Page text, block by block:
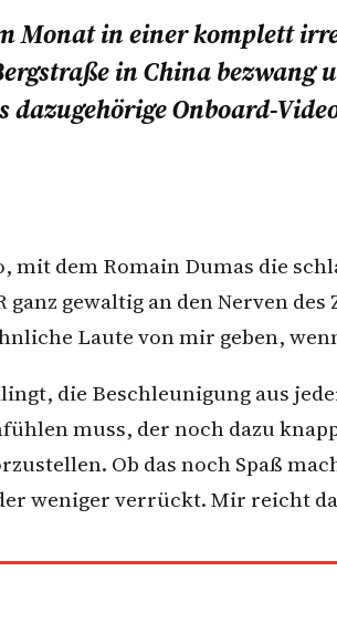
Monat in einer komplett
in China
dazugehörige Onboard-
mit dem Romain Dumas die
ganz gewaltig an den Nerven
Laute von mir geben,
die Beschleunigung aus
muss, der noch dazu
Ob das noch Spaß
weniger verrückt. Mir reicht